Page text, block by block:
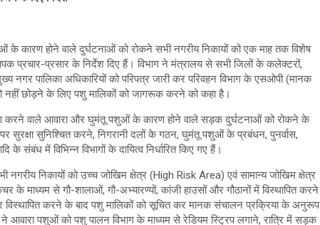
कारण होने वाले दुर्घटनाओं को रोकने सभी नगरीय निकायों को एक माह तक विशेष
प्रचार-प्रसार के निर्देश दिए हैं। विभाग ने मंत्रालय से सभी जिलों के कलेक्टरों,
पालिका अधिकारियों को परिपत्र जारी कर परिवहन विभाग के एसओपी (मानक
छोड़ने के लिए पशु मालिकों को जागरूक करने को कहा है।
करने वाले आवारा और घुमंतू पशुओं के कारण होने वाले सड़क दुर्घटनाओं को रोकने के
सुरक्षा सुनिश्चित करने, निगरानी दलों के गठन, घुमंतू पशुओं के प्रबंधन, पुनर्वास,
संबंध में विभिन्न विभागों के दायित्व निर्धारित किए गए हैं।
निकायों को उच्च जोखिम क्षेत्र (High Risk Area) एवं सामान्य जोखिम क्षेत्र
से गौ-शालाओं, गौ-अभ्यारण्यों, कांजी हाउसों और गौठानों में विस्थापित करने
विस्थापित करने के बाद पशु मालिकों को सूचित कर मानक संचालन प्रक्रिया के अनुरूप
ने आवारा पशुओं को पशु पालन विभाग के माध्यम से रेडियम स्ट्रिप लगाने, रात्रि में सड़क